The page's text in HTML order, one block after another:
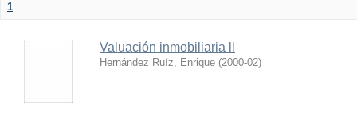
1
Valuación inmobiliaria ll
Hernández Ruíz, Enrique (2000-02)